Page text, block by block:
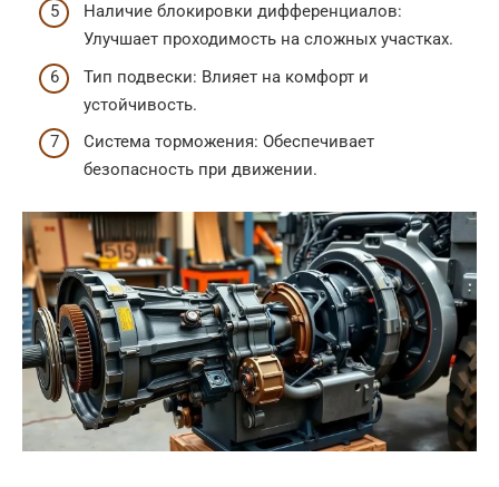
Наличие блокировки дифференциалов:
Улучшает проходимость на сложных участках.
Тип подвески: Влияет на комфорт и
устойчивость.
Система торможения: Обеспечивает
безопасность при движении.